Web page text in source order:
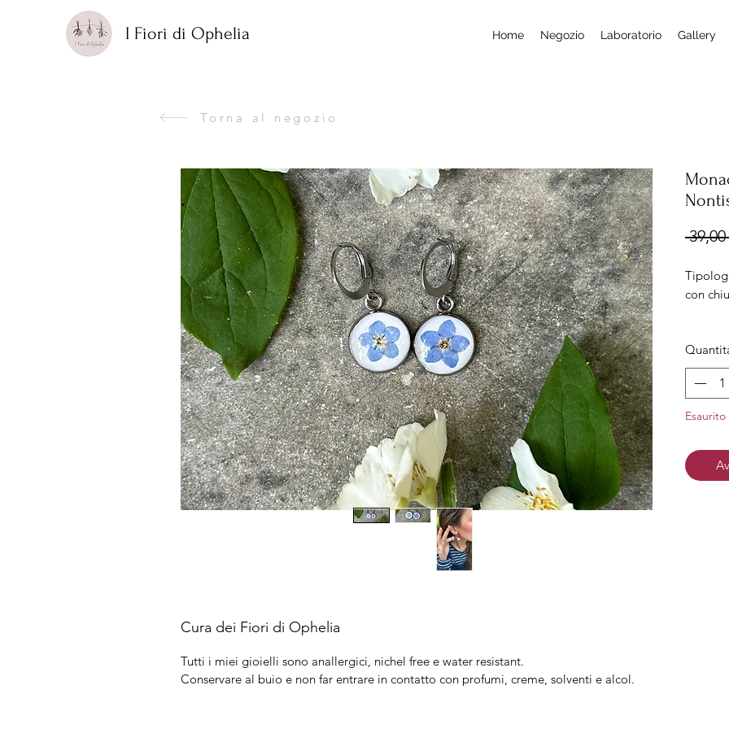
I Fiori di Ophelia Home Negozio Laboratorio Gallery
Torna al negozio
39,00
con
nichel.
acciaio
Esaurito
Cura dei Fiori di Ophelia
Tutti i miei gioielli sono anallergici, nichel free e water resistant.
Conservare al buio e non far entrare in contatto con profumi, creme, solventi e alcol.